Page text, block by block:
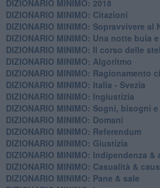
DIZIONARIO MINIMO: 2018
DIZIONARIO MINIMO: Citazioni
DIZIONARIO MINIMO: ​Sopravvivere al
DIZIONARIO MINIMO: ​Una notte buia
DIZIONARIO MINIMO: Il corso delle
DIZIONARIO MINIMO: Algoritmo
DIZIONARIO MINIMO: Ragionamento
DIZIONARIO MINIMO: Italia - Svezia
DIZIONARIO MINIMO: ​Ingiustizia
DIZIONARIO MINIMO: ​Sogni, bisogni
DIZIONARIO MINIMO: Domani
DIZIONARIO MINIMO: Referendum
DIZIONARIO MINIMO: Giustizia
DIZIONARIO MINIMO: ​Indipendenza &
DIZIONARIO MINIMO: ​Casualità &
​DIZIONARIO MINIMO: Pane & sale